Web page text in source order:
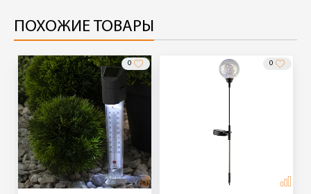
ПОХОЖИЕ ТОВАРЫ
0 0